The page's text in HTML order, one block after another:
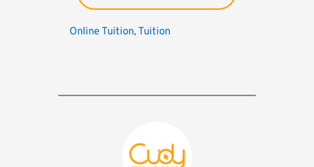
Online Tuition, Tuition